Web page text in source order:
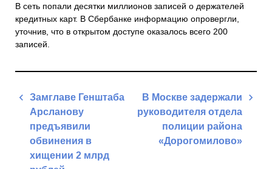
В сеть попали десятки миллионов записей о держателей
кредитных карт. В Сбербанке информацию опровергли,
уточнив, что в открытом доступе оказалось всего 200
записей.
Навигация
записям
Замглаве Генштаба
Арсланову
предъявили
обвинения в
хищении 2 млрд
В Москве задержали
руководителя отдела
полиции района
«Дорогомилово»